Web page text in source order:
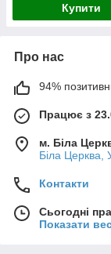
Купити
Про нас
94%
Працює з
м. Біла
Біла Церква,
Контакти
Сьогодні
Показати